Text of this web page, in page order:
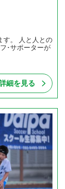
す。 人と人との
･サポーターが
細を見る